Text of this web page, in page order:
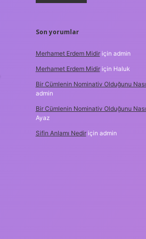
Son yorumlar
Merhamet Erdem Midiriçin admin
Merhamet Erdem Midiriçin Haluk
Bir Cümlenin Nominativ Olduğunu
admin
Bir Cümlenin Nominativ Olduğunu
Ayaz
Sifin Anlamı Nediriçin admin